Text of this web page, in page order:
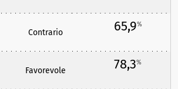
Contrario 65,9%
Favorevole 78,3%